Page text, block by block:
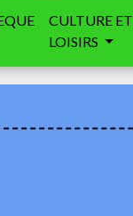
CULTURE ET
LOISIRS